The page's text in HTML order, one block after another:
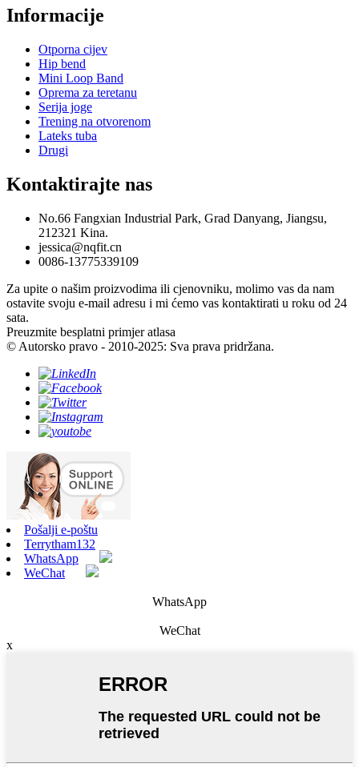
Informacije
Otporna cijev
Hip bend
Mini Loop Band
Oprema za teretanu
Serija joge
Trening na otvorenom
Lateks tuba
Drugi
Kontaktirajte nas
No.66 Fangxian Industrial Park, Grad Danyang, Jiangsu,
212321 Kina.
jessica@nqfit.cn
0086-13775339109
Za upite o našim proizvodima ili cjenovniku, molimo vas da nam
ostavite svoju e-mail adresu i mi ćemo vas kontaktirati u roku od 24
sata.
Preuzmite besplatni primjer atlasa
© Autorsko pravo - 2010-2025: Sva prava pridržana.
Pošalji e-poštu
Terrytham132
WhatsApp
WeChat
WhatsApp
WeChat
x